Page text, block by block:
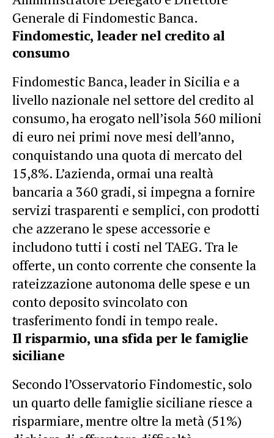
Generale di Findomestic Banca.
Findomestic, leader nel credito al
consumo
Findomestic Banca, leader in Sicilia e a
livello nazionale nel settore del credito al
consumo, ha erogato nell’isola 560 milioni
di euro nei primi nove mesi dell’anno,
conquistando una quota di mercato del
15,8%. L’azienda, ormai una realtà
bancaria a 360 gradi, si impegna a fornire
servizi trasparenti e semplici, con prodotti
che azzerano le spese accessorie e
includono tutti i costi nel TAEG. Tra le
offerte, un conto corrente che consente la
rateizzazione autonoma delle spese e un
conto deposito svincolato con
trasferimento fondi in tempo reale.
Il risparmio, una sfida per le famiglie
siciliane
Secondo l’Osservatorio Findomestic, solo
un quarto delle famiglie siciliane riesce a
risparmiare, mentre oltre la metà (51%)